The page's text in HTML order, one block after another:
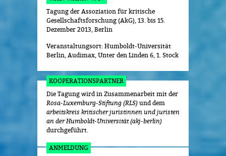
Tagung der Assoziation für kritische
Gesellschaftsforschung (AkG), 13. bis 15.
Dezember 2013, Berlin
Veranstaltungsort: Humboldt-Universität
Berlin, Audimax, Unter den Linden 6, 1. Stock
KOOPERATIONSPARTNER
Die Tagung wird in Zusammenarbeit mit der
Rosa-Luxemburg-Stiftung (RLS)und dem
arbeitskreis kritischer juristinnen und juristen
an der Humboldt-Universität (akj-berlin)
durchgeführt.
ANMELDUNG